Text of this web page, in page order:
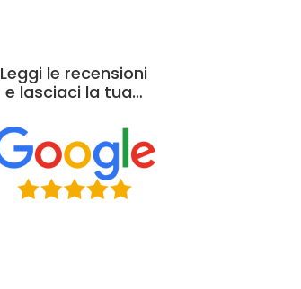
Leggi le recensioni
e lasciaci la tua…